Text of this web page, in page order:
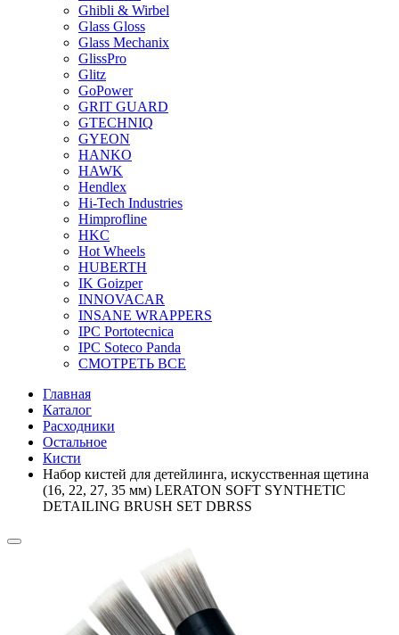
Ghibli & Wirbel
Glass Gloss
Glass Mechanix
GlissPro
Glitz
GoPower
GRIT GUARD
GTECHNIQ
GYEON
HANKO
HAWK
Hendlex
Hi-Tech Industries
Himprofline
HKC
Hot Wheels
HUBERTH
IK Goizper
INNOVACAR
INSANE WRAPPERS
IPC Portotecnica
IPC Soteco Panda
СМОТРЕТЬ ВСЕ
Главная
Каталог
Расходники
Остальное
Кисти
Набор кистей для детейлинга, искусственная щетина
(16, 22, 27, 35 мм) LERATON SOFT SYNTHETIC
DETAILING BRUSH SET DBRSS